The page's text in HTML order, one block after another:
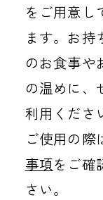
をご用意し
ます。お持
のお食事や
の温めに、
利用くださ
ご使用の際
事項をご確
さい。